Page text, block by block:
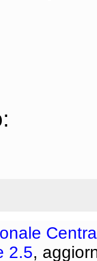
2.5,